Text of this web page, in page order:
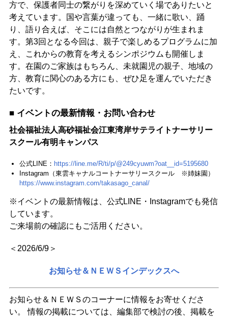
方で、保護者同士の繋がりを深めていく場でありたいと
考えています。国や言葉が違っても、一緒に歌い、踊
り、語り合えば、そこには自然とつながりが生まれま
す。第3回となる今回は、親子で楽しめるプログラムに加
え、これからの教育を考えるシンポジウムも開催しま
す。在園のご家族はもちろん、未就園児の親子、地域の
方、教育に関心のある方にも、ぜひ足を運んでいただき
たいです。
■ イベントの最新情報・お問い合わせ
社会福祉法人高砂福祉会江東湾岸サテライトナーサリー
スクール有明キャンパス
公式LINE： https://line.me/R/ti/p/@249cyuwm?oat__id=5195680
Instagram（東雲キャナルコートナーサリースクール ※姉妹園）
https://www.instagram.com/takasago_canal/
※イベントの最新情報は、公式LINE・Instagramでも発信
しています。
ご来場前の確認にもご活用ください。
＜2026/6/9＞
お知らせ＆ＮＥＷＳインデックスへ
お知らせ＆ＮＥＷＳのコーナーに情報をお寄せくださ
い。 情報の掲載については、編集部で検討の後、掲載を